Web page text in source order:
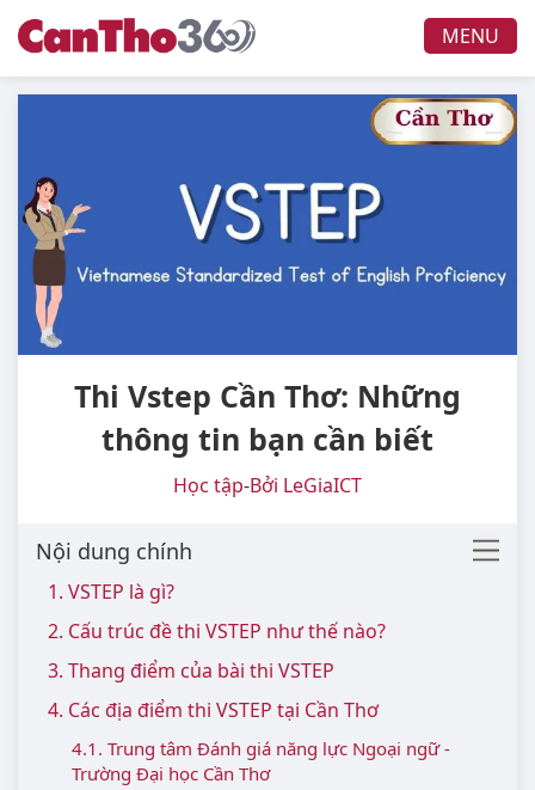
MENU
Thi Vstep Cần Thơ: Những
thông tin bạn cần biết
Học tập-Bởi LeGiaICT
Nội dung chính
1. VSTEP là gì?
2. Cấu trúc đề thi VSTEP như thế nào?
3. Thang điểm của bài thi VSTEP
4. Các địa điểm thi VSTEP tại Cần Thơ
4.1. Trung tâm Đánh giá năng lực Ngoại ngữ -
Trường Đại học Cần Thơ